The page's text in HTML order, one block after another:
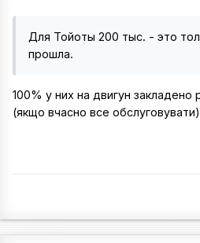
Для Тойоты 200 тыс. - это
прошла.
100% у них на двигун закладено
(якщо вчасно все